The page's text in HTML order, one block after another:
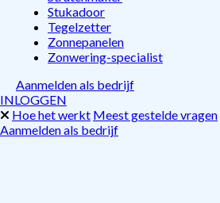
Stukadoor
Tegelzetter
Zonnepanelen
Zonwering-specialist
Aanmelden als bedrijf
INLOGGEN
Hoe het werkt Meest gestelde vragen
Aanmelden als bedrijf